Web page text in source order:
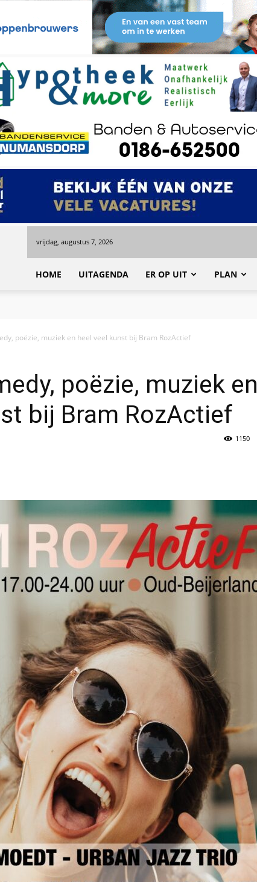
vrijdag, augustus 7, 2026
HOME UITAGENDA ER OP UIT PLAN
poëzie, muziek en heel veel kunst bij Bram RozActief
poëzie, muziek en
bij Bram RozActief
1150